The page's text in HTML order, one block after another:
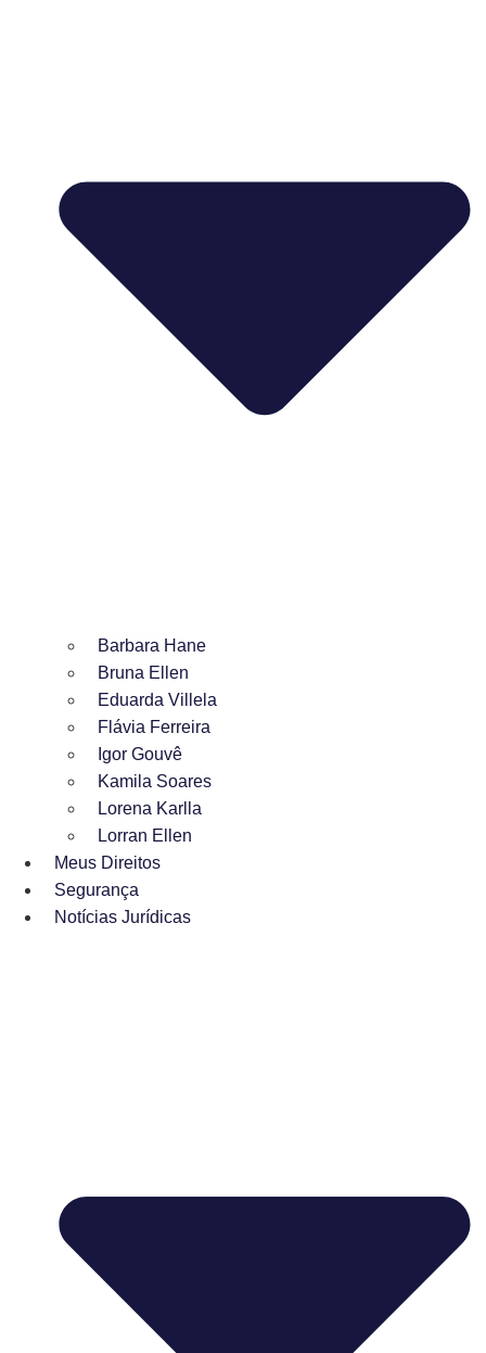
Barbara Hane
Bruna Ellen
Eduarda Villela
Flávia Ferreira
Igor Gouvê
Kamila Soares
Lorena Karlla
Lorran Ellen
Meus Direitos
Segurança
Notícias Jurídicas